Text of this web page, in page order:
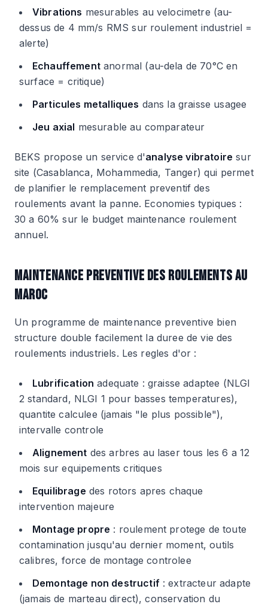
Vibrations mesurables au velocimetre (au-
dessus de 4 mm/s RMS sur roulement industriel =
alerte)
Echauffementanormal (au-dela de 70°C en
surface = critique)
Particules metalliques dans la graisse usagee
Jeu axial mesurable au comparateur
BEKS propose un service d'analyse vibratoire sur
site (Casablanca, Mohammedia, Tanger) qui permet
de planifier le remplacement preventif des
roulements avant la panne. Economies typiques :
30 a 60% sur le budget maintenance roulement
annuel.
MAINTENANCE PREVENTIVE DES ROULEMENTS AU
MAROC
Un programme de maintenance preventive bien
structure double facilement la duree de vie des
roulements industriels. Les regles d'or :
Lubrification adequate : graisse adaptee (NLGI
2 standard, NLGI 1 pour basses temperatures),
quantite calculee (jamais "le plus possible"),
intervalle controle
Alignement des arbres au laser tous les 6 a 12
mois sur equipements critiques
Equilibrage des rotors apres chaque
intervention majeure
Montage propre : roulement protege de toute
contamination jusqu'au dernier moment, outils
calibres, force de montage controlee
Demontage non destructif: extracteur adapte
(jamais de marteau direct), conservation du